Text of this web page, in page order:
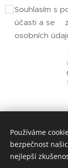
Souhlasím s
účasti a se
osobních
Používáme
bezpečnost
nejlepší